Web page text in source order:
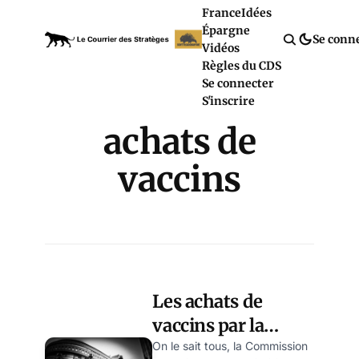
FranceIdées
Épargne
Vidéos
Règles du CDS
Se connecter
S'inscrire
Se
achats de
vaccins
Les achats de
vaccins par la
Commission
On le sait tous, la Commission